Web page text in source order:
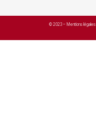
© 2023 – Mentions légales